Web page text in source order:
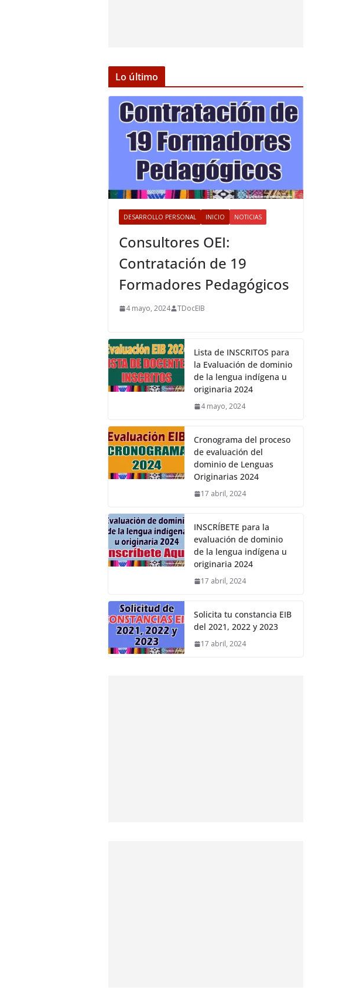
Lo último
DESARROLLO PERSONAL INICIO NOTICIAS
Consultores OEI:
Contratación de 19
Formadores Pedagógicos
4 mayo, 2024 TDocEIB
Lista de INSCRITOS para
la Evaluación de dominio
de la lengua indígena u
originaria 2024
4 mayo, 2024
Cronograma del proceso
de evaluación del
dominio de Lenguas
Originarias 2024
17 abril, 2024
INSCRÍBETE para la
evaluación de dominio
de la lengua indígena u
originaria 2024
17 abril, 2024
Solicita tu constancia EIB
del 2021, 2022 y 2023
17 abril, 2024